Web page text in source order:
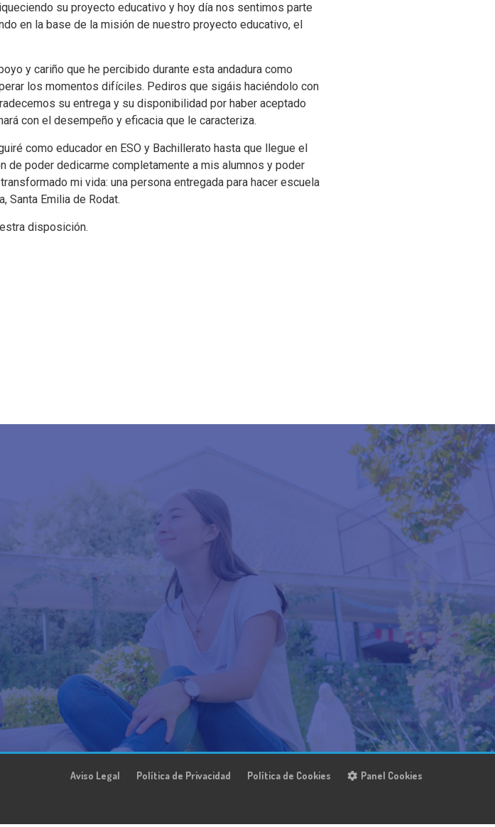
su proyecto educativo y hoy día nos sentimos parte
en la base de la misión de nuestro proyecto educativo, el
y cariño que he percibido durante esta andadura como
los momentos difíciles. Pediros que sigáis haciéndolo con
su entrega y su disponibilidad por haber aceptado
con el desempeño y eficacia que le caracteriza.
como educador en ESO y Bachillerato hasta que llegue el
de poder dedicarme completamente a mis alumnos y poder
mi vida: una persona entregada para hacer escuela
Santa Emilia de Rodat.
disposición.
Aviso Legal Política de Privacidad Política de Cookies Panel Cookies